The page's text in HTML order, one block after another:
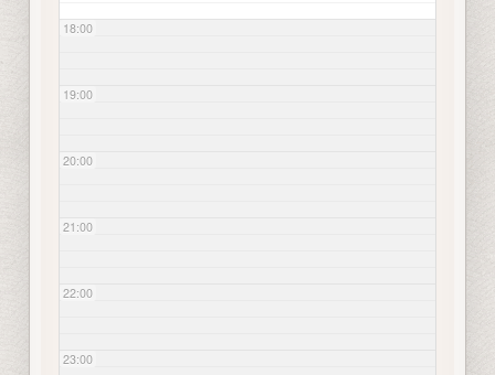
18:00
19:00
20:00
21:00
22:00
23:00